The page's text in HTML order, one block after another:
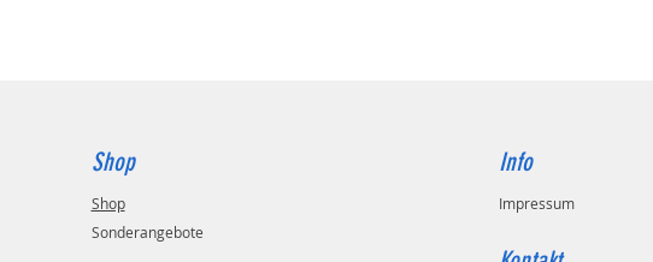
Shop
Shop
Sonderangebote
Info
Impressum